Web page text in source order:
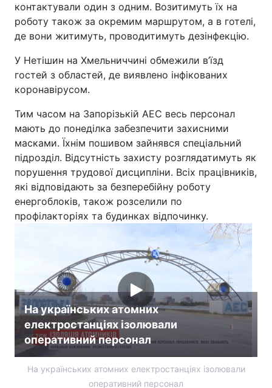
Лонгріди
Інтерв'ю Думки
Контакти
Послуги
Тема оформлення
контактували один з одним. Возитимуть їх на
роботу також за окремим маршрутом, а в готелі,
де вони житимуть, проводитимуть дезінфекцію.
У Нетішин на Хмельниччині обмежили в’їзд
гостей з областей, де виявлено інфікованих
коронавірусом.
Тим часом на Запорізькій АЕС весь персонал
мають до понеділка забезпечити захисними
масками. Їхнім пошивом зайнявся спеціальний
підрозділ. Відсутність захисту розглядатимуть як
порушення трудової дисципліни. Всіх працівників,
які відповідають за безперебійну роботу
енергоблоків, також розселили по
профілакторіях та будинках відпочинку.
На українських атомних
електростанціях ізолювали
оперативний персонал
На українських атомних електростанціях ізолювали
оперативний персонал